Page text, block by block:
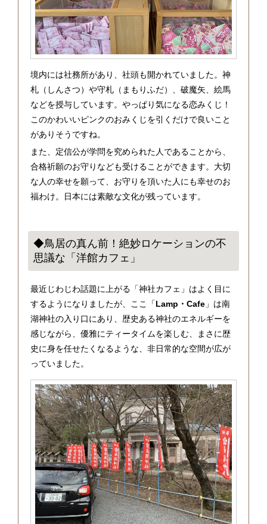
境内には社務所があり、社頭も開かれていました。神
札（しんさつ）や守札（まもりふだ）、破魔矢、絵馬
などを授与しています。やっぱり気になる恋みくじ！
このかわいいピンクのおみくじを引くだけで良いこと
がありそうですね。
また、定信公が学問を究められた人であることから、
合格祈願のお守りなども受けることができます。大切
な人の幸せを願って、お守りを頂いた人にも幸せのお
福わけ。日本には素敵な文化が残っています。
◆鳥居の真ん前！絶妙ロケーションの不
思議な「洋館カフェ」
最近じわじわ話題に上がる「神社カフェ」はよく目に
するようになりましたが、ここ「Lamp・Cafe」は南
湖神社の入り口にあり、歴史ある神社のエネルギーを
感じながら、優雅にティータイムを楽しむ、まさに歴
史に身を任せたくなるような、非日常的な空間が広が
っていました。